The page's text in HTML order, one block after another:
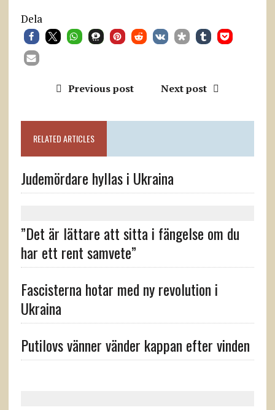
Dela
Previous post Next post
RELATED ARTICLES
Judemördare hyllas i Ukraina
”Det är lättare att sitta i fängelse om du
har ett rent samvete”
Fascisterna hotar med ny revolution i
Ukraina
Putilovs vänner vänder kappan efter vinden